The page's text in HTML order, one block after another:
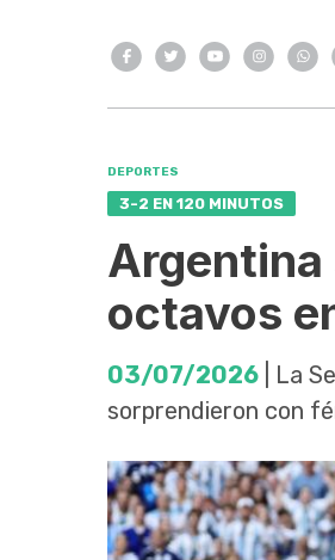
DEPORTES
3-2 EN 120 MINUTOS
Argentina
octavos
03/07/2026 | La
sorprendieron con